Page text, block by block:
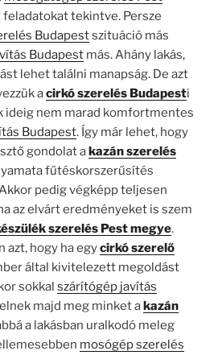
tekintve. Persze
Budapestszituáció más
Budapestmás. Ahány lakás,
lehet találni manapság. De azt
acirkó szerelés Budapesti
ideig nem marad komfortmentes
Budapest. Így már lehet, hogy
gondolat akazán szerelés
fűtéskorszerűsítés
pedig végképp teljesen
az elvárt eredményeket is szem
szerelés Pest megye.
azt, hogy ha egycirkó szerelő
által kivitelezett megoldást
sokkal szárítógép javítás
majd meg minket akazán
a lakásban uralkodó meleg
mosógép szerelés